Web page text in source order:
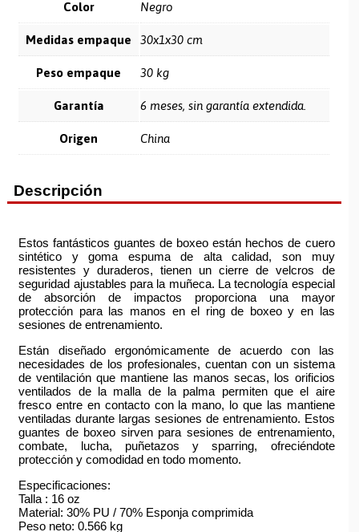
Color Negro
Medidas empaque 30x1x30 cm
Peso empaque 30 kg
Garantía 6 meses, sin garantía extendida.
Origen China
Descripción
Estos fantásticos guantes de boxeo están hechos de cuero
sintético y goma espuma de alta calidad, son muy
resistentes y duraderos, tienen un cierre de velcros de
seguridad ajustables para la muñeca. La tecnología especial
de absorción de impactos proporciona una mayor
protección para las manos en el ring de boxeo y en las
sesiones de entrenamiento.
Están diseñado ergonómicamente de acuerdo con las
necesidades de los profesionales, cuentan con un sistema
de ventilación que mantiene las manos secas, los orificios
ventilados de la malla de la palma permiten que el aire
fresco entre en contacto con la mano, lo que las mantiene
ventiladas durante largas sesiones de entrenamiento. Estos
guantes de boxeo sirven para sesiones de entrenamiento,
combate, lucha, puñetazos y sparring, ofreciéndote
protección y comodidad en todo momento.
Especificaciones:
Talla : 16 oz
Material: 30% PU / 70% Esponja comprimida
Peso neto: 0.566 kg